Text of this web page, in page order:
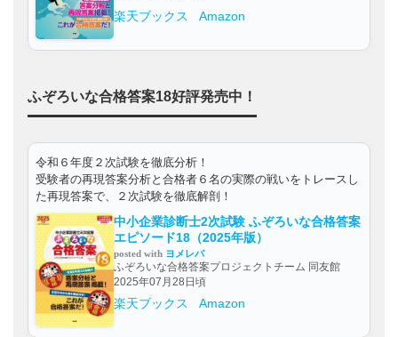
楽天ブックス Amazon
ふぞろいな合格答案18好評発売中！
令和６年度２次試験を徹底分析！
受験者の再現答案分析と合格者６名の実際の戦いをトレースし
た再現答案で、２次試験を徹底解剖！
中小企業診断士2次試験 ふぞろいな合格答案
エピソード18（2025年版）
posted with ヨメレバ
ふぞろいな合格答案プロジェクトチーム 同友館
2025年07月28日頃
楽天ブックス Amazon